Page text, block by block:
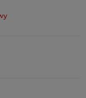
płatności